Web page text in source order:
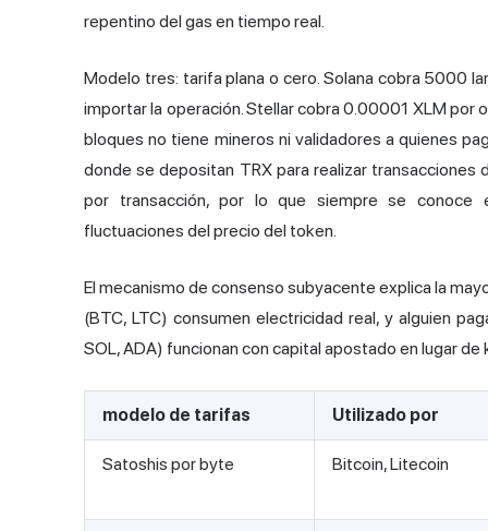
repentino del gas en tiempo real.
Modelo tres: tarifa plana o cero. Solana cobra 5000
importar la operación. Stellar cobra 0.00001 XLM por
bloques no tiene mineros ni validadores a quienes
donde se depositan TRX para realizar transacciones
por transacción, por lo que siempre se conoce
fluctuaciones del precio del token.
El mecanismo de consenso subyacente explica la
(BTC, LTC) consumen electricidad real, y alguien
SOL, ADA) funcionan con capital apostado en lugar
modelo de tarifas Utilizado por
Satoshis por byte Bitcoin, Litecoin